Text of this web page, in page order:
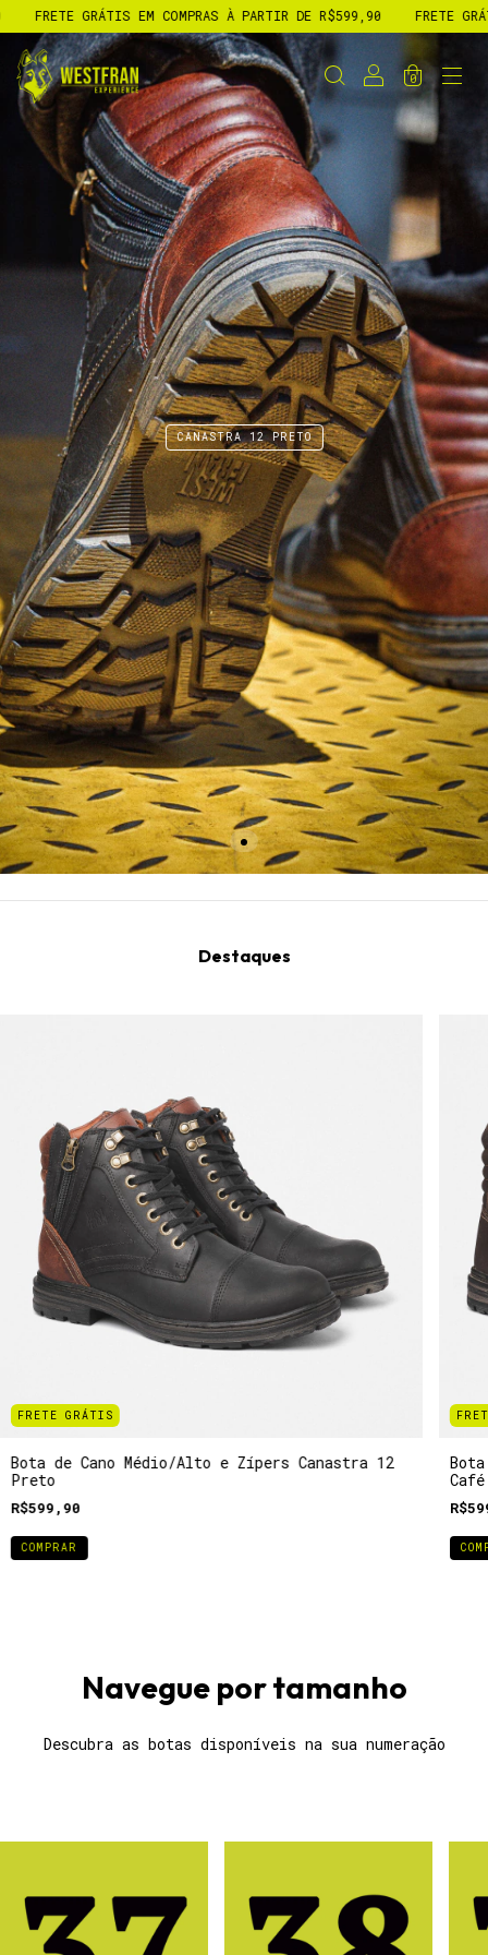
GRÁTIS EM COMPRAS À PARTIR DE R$599,90 FRETE GRÁTIS
0
CANASTRA 12 PRETO
Destaques
FRETE GRÁTIS
Bota de Cano Médio/Alto e Zípers Canastra 12
Preto
R$599,90
COMPRAR
Café
Navegue por tamanho
Descubra as botas disponíveis na sua numeração